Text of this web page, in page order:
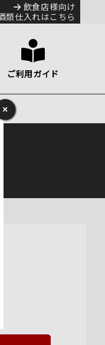
飲食店様向け
類仕入れはこちら
ご利用ガイド
×